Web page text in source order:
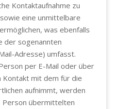
Kontaktaufnahme zu
eine unmittelbare
was ebenfalls
der sogenannten
Adresse) umfasst.
per E-Mail oder über
mit dem für die
aufnimmt, werden
übermittelten